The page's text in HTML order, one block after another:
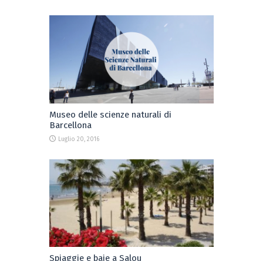
Museo delle scienze naturali di
Barcellona
Luglio 20, 2016
Spiaggie e baie a Salou